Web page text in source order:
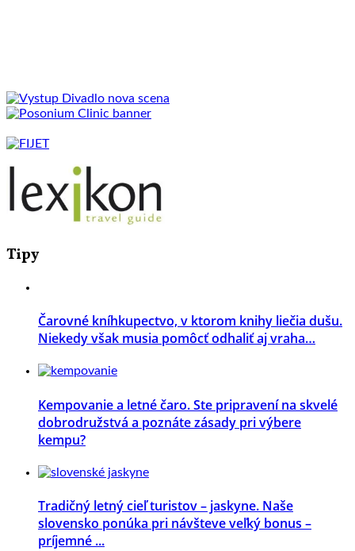
Tipy
Čarovné kníhkupectvo, v ktorom knihy liečia dušu.
Niekedy však musia pomôcť odhaliť aj vraha…
Kempovanie a letné čaro. Ste pripravení na skvelé
dobrodružstvá a poznáte zásady pri výbere
kempu?
Tradičný letný cieľ turistov – jaskyne. Naše
slovensko ponúka pri návšteve veľký bonus –
príjemné ...